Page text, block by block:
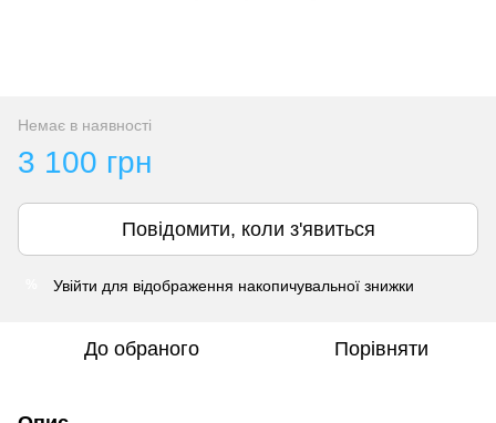
Немає в наявності
3 100 грн
Повідомити, коли з'явиться
Увійти для відображення накопичувальної знижки
До обраного Порівняти